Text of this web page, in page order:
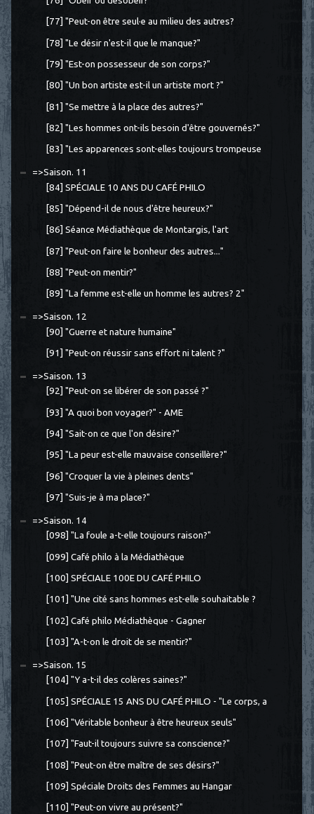
[77] "Peut-on être seul·e au milieu des autres?
[78] "Le désir n'est-il que le manque?"
[79] "Est-on possesseur de son corps?"
[80] "Un bon artiste est-il un artiste mort ?"
[81] "Se mettre à la place des autres?"
[82] "Les hommes ont-ils besoin d'être gouvernés?"
[83] "Les apparences sont-elles toujours trompeuse
=>Saison. 11
[84] SPÉCIALE 10 ANS DU CAFÉ PHILO
[85] "Dépend-il de nous d'être heureux?"
[86] Séance Médiathèque de Montargis, l'art
[87] "Peut-on faire le bonheur des autres..."
[88] "Peut-on mentir?"
[89] "La femme est-elle un homme les autres? 2"
=>Saison. 12
[90] "Guerre et nature humaine"
[91] "Peut-on réussir sans effort ni talent ?"
=>Saison. 13
[92] "Peut-on se libérer de son passé ?"
[93] "A quoi bon voyager?" - AME
[94] "Sait-on ce que l'on désire?"
[95] "La peur est-elle mauvaise conseillère?"
[96] "Croquer la vie à pleines dents"
[97] "Suis-je à ma place?"
=>Saison. 14
[098] "La foule a-t-elle toujours raison?"
[099] Café philo à la Médiathèque
[100] SPÉCIALE 100E DU CAFÉ PHILO
[101] "Une cité sans hommes est-elle souhaitable ?
[102] Café philo Médiathèque - Gagner
[103] "A-t-on le droit de se mentir?"
=>Saison. 15
[104] "Y a-t-il des colères saines?"
[105] SPÉCIALE 15 ANS DU CAFÉ PHILO - "Le corps, a
[106] "Véritable bonheur à être heureux seuls"
[107] "Faut-il toujours suivre sa conscience?"
[108] "Peut-on être maître de ses désirs?"
[109] Spéciale Droits des Femmes au Hangar
[110] "Peut-on vivre au présent?"